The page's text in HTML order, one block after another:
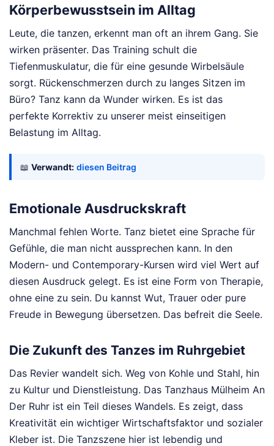
Körperbewusstsein im Alltag
Leute, die tanzen, erkennt man oft an ihrem Gang. Sie
wirken präsenter. Das Training schult die
Tiefenmuskulatur, die für eine gesunde Wirbelsäule
sorgt. Rückenschmerzen durch zu langes Sitzen im
Büro? Tanz kann da Wunder wirken. Es ist das
perfekte Korrektiv zu unserer meist einseitigen
Belastung im Alltag.
📖 Verwandt: diesen Beitrag
Emotionale Ausdruckskraft
Manchmal fehlen Worte. Tanz bietet eine Sprache für
Gefühle, die man nicht aussprechen kann. In den
Modern- und Contemporary-Kursen wird viel Wert auf
diesen Ausdruck gelegt. Es ist eine Form von Therapie,
ohne eine zu sein. Du kannst Wut, Trauer oder pure
Freude in Bewegung übersetzen. Das befreit die Seele.
Die Zukunft des Tanzes im Ruhrgebiet
Das Revier wandelt sich. Weg von Kohle und Stahl, hin
zu Kultur und Dienstleistung. Das Tanzhaus Mülheim An
Der Ruhr ist ein Teil dieses Wandels. Es zeigt, dass
Kreativität ein wichtiger Wirtschaftsfaktor und sozialer
Kleber ist. Die Tanzszene hier ist lebendig und